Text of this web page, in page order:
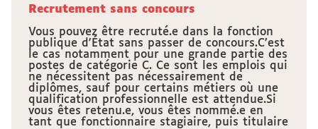
Recrutement sans concours
Vous pouvez être recruté.e dans la fonction
publique d'État sans passer de concours.C’est
le cas notamment pour une grande partie des
postes de catégorie C. Ce sont les emplois qui
ne nécessitent pas nécessairement de
diplômes, sauf pour certains métiers où une
qualification professionnelle est attendue.Si
vous êtes retenu.e, vous êtes nommé.e en
tant que fonctionnaire stagiaire, puis titulaire